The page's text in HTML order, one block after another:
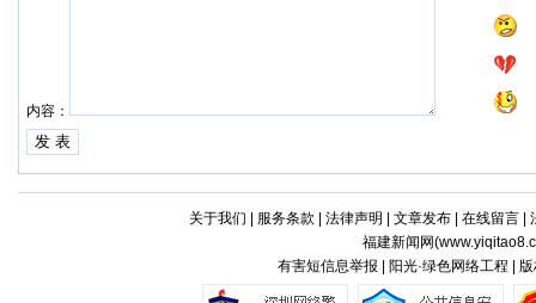
内容：
关于我们 服务条款 法律声明 文章发布| 在线留言|
福建新闻网(
有害短信息举报 | 阳光·绿色网络工程 |